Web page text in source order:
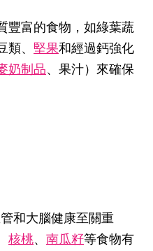
豐富的食物，如綠葉蔬
、 堅果和經過鈣強化
奶制品、果汁）來確保
和大腦健康至關重
核桃、 南瓜籽等食物有